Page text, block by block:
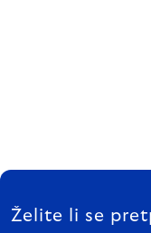
FOOTER
Želite li se